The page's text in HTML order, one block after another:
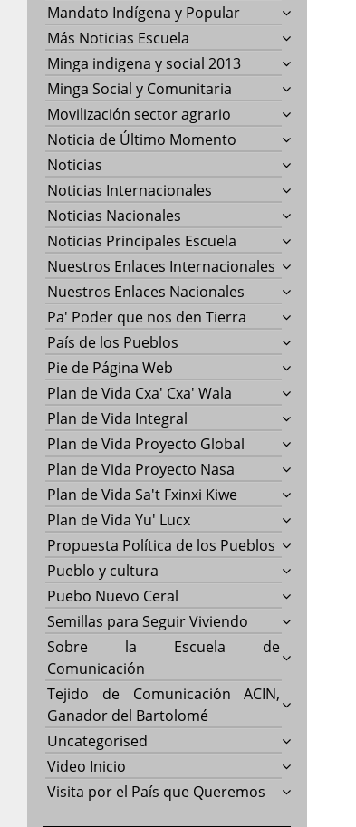
Mandato Indígena y Popular
Más Noticias Escuela
Minga indigena y social 2013
Minga Social y Comunitaria
Movilización sector agrario
Noticia de Último Momento
Noticias
Noticias Internacionales
Noticias Nacionales
Noticias Principales Escuela
Nuestros Enlaces Internacionales
Nuestros Enlaces Nacionales
Pa' Poder que nos den Tierra
País de los Pueblos
Pie de Página Web
Plan de Vida Cxa' Cxa' Wala
Plan de Vida Integral
Plan de Vida Proyecto Global
Plan de Vida Proyecto Nasa
Plan de Vida Sa't Fxinxi Kiwe
Plan de Vida Yu' Lucx
Propuesta Política de los Pueblos
Pueblo y cultura
Puebo Nuevo Ceral
Semillas para Seguir Viviendo
Sobre la Escuela de
Comunicación
Tejido de Comunicación ACIN,
Ganador del Bartolomé
Uncategorised
Video Inicio
Visita por el País que Queremos